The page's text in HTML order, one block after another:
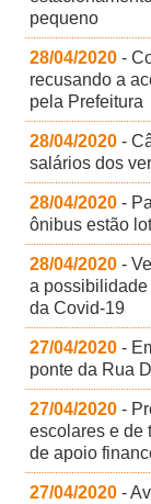
pequeno
28/04/2020 -
recusando a
pela Prefeitura
28/04/2020 -
salários dos
28/04/2020 -
ônibus estão
28/04/2020 -
a
da Covid-19
27/04/2020 -
ponte da Rua
27/04/2020 -
escolares e de
de apoio
27/04/2020 -